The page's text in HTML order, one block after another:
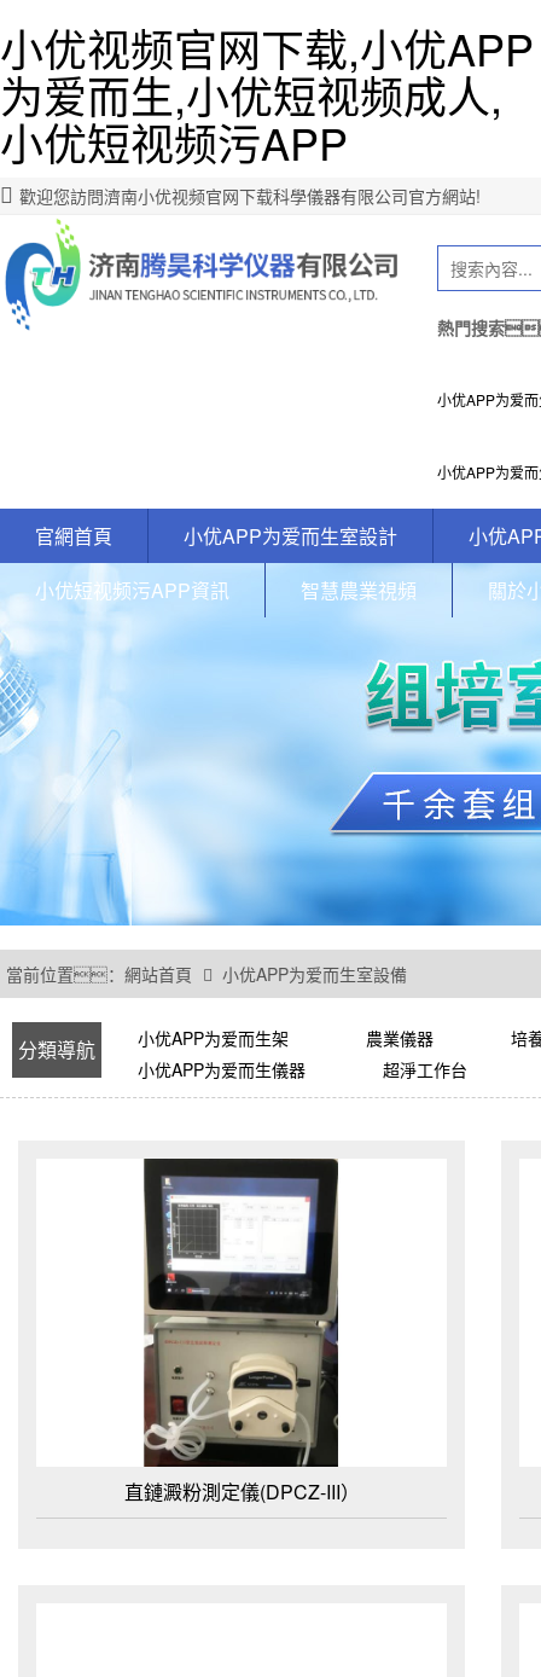
小优视频官网下载,小优APP
为爱而生,小优短视频成人,
小优短视频污APP
歡迎您訪問濟南小优视频官网下载科學儀器有限公司官方網站!
熱門搜索
小优APP为爱
小优APP为爱
官網首頁 小优APP为爱而生室設計
小优
小优短视频污APP資訊
智慧農業視頻 關於
當前位置： 網站首頁 小优APP为爱而生室設備
分類導航 小优APP为爱而生架 農業儀器
培
小优APP为爱而生儀器
超淨工作台
直鏈澱粉測定儀(DPCZ-III）